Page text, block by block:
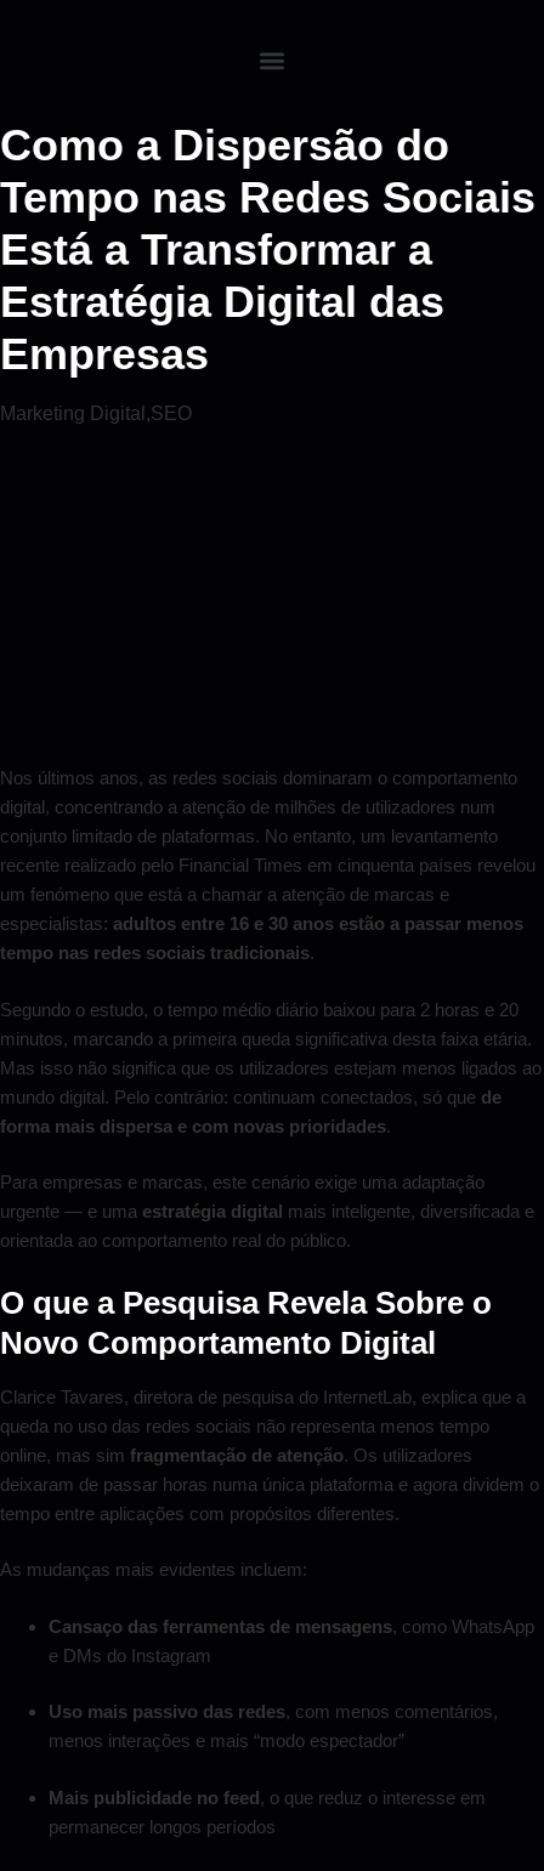
Como a Dispersão do
Tempo nas Redes Sociais
Está a Transformar a
Estratégia Digital das
Empresas
Marketing Digital ,SEO
Nos últimos anos, as redes sociais dominaram o comportamento
digital, concentrando a atenção de milhões de utilizadores num
conjunto limitado de plataformas. No entanto, um levantamento
recente realizado pelo Financial Times em cinquenta países revelou
um fenómeno que está a chamar a atenção de marcas e
especialistas: adultos entre 16 e 30 anos estão a passar menos
tempo nas redes sociais tradicionais.
Segundo o estudo, o tempo médio diário baixou para 2 horas e 20
minutos, marcando a primeira queda significativa desta faixa etária.
Mas isso não significa que os utilizadores estejam menos ligados ao
mundo digital. Pelo contrário: continuam conectados, só que de
forma mais dispersa e com novas prioridades.
Para empresas e marcas, este cenário exige uma adaptação
urgente — e uma estratégia digital mais inteligente, diversificada e
orientada ao comportamento real do público.
O que a Pesquisa Revela Sobre o
Novo Comportamento Digital
Clarice Tavares, diretora de pesquisa do InternetLab, explica que a
queda no uso das redes sociais não representa menos tempo
online, mas sim fragmentação de atenção. Os utilizadores
deixaram de passar horas numa única plataforma e agora dividem o
tempo entre aplicações com propósitos diferentes.
As mudanças mais evidentes incluem:
Cansaço das ferramentas de mensagens, como WhatsApp
e DMs do Instagram
Uso mais passivo das redes, com menos comentários,
menos interações e mais “modo espectador”
Mais publicidade no feed, o que reduz o interesse em
permanecer longos períodos